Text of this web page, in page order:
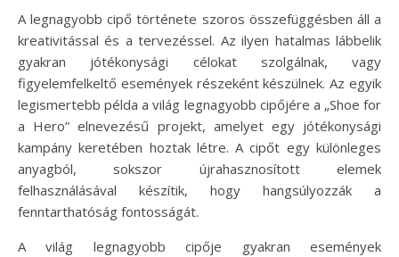
A legnagyobb cipő története szoros összefüggésben áll a
kreativitással és a tervezéssel. Az ilyen hatalmas lábbelik
gyakran jótékonysági célokat szolgálnak, vagy
figyelemfelkeltő események részeként készülnek. Az egyik
legismertebb példa a világ legnagyobb cipőjére a „Shoe for
a Hero” elnevezésű projekt, amelyet egy jótékonysági
kampány keretében hoztak létre. A cipőt egy különleges
anyagból, sokszor újrahasznosított elemek
felhasználásával készítik, hogy hangsúlyozzák a
fenntarthatóság fontosságát.
A világ legnagyobb cipője gyakran események